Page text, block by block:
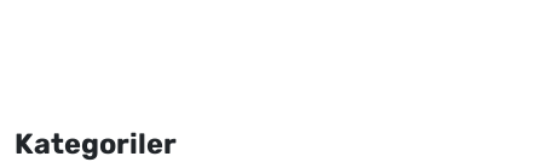
Kategoriler